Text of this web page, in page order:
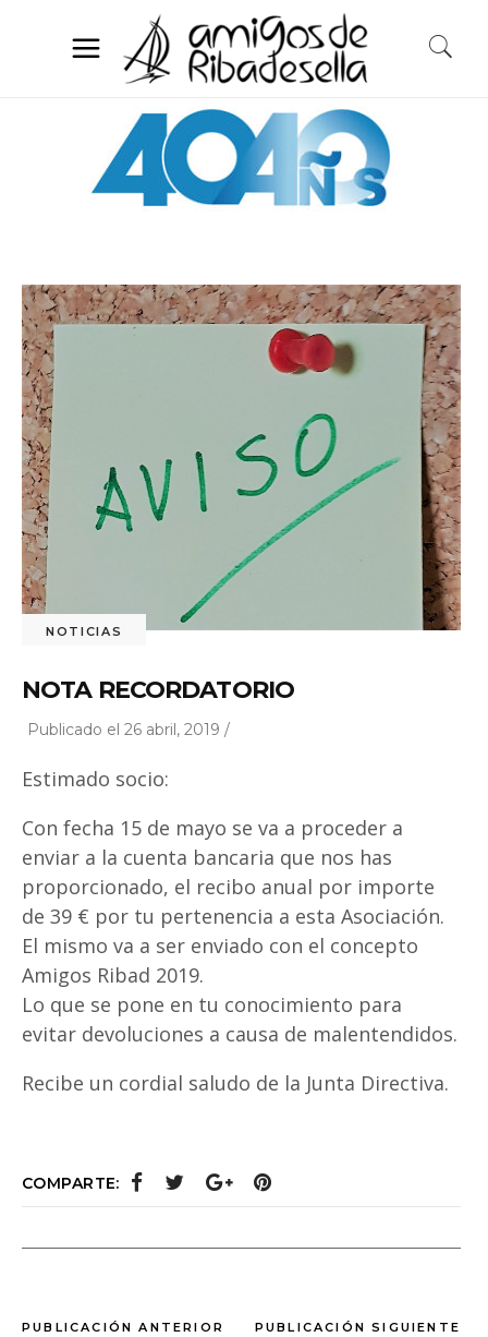
NOTICIAS
NOTA RECORDATORIO
Publicado el 26 abril, 2019 /
Estimado socio:
Con fecha 15 de mayo se va a proceder a
enviar a la cuenta bancaria que nos has
proporcionado, el recibo anual por importe
de 39 € por tu pertenencia a esta Asociación.
El mismo va a ser enviado con el concepto
Amigos Ribad 2019.
Lo que se pone en tu conocimiento para
evitar devoluciones a causa de malentendidos.
Recibe un cordial saludo de la Junta Directiva.
COMPARTE:
PUBLICACIÓN ANTERIOR PUBLICACIÓN SIGUIENTE